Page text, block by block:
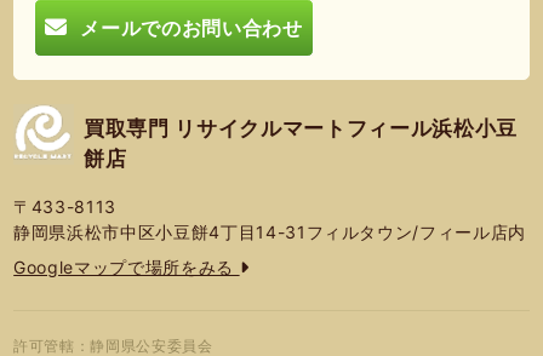
メールでのお問い合わせ
買取専門 リサイクルマートフィール浜松小豆
餅店
〒433-8113
静岡県浜松市中区小豆餅4丁目14-31フィルタウン/フィール店内
Googleマップで場所をみる
許可管轄：静岡県公安委員会